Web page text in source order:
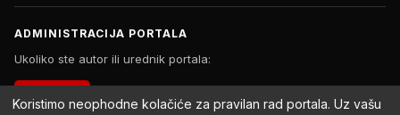
ADMINISTRACIJA PORTALA
Ukoliko ste autor ili urednik portala:
Koristimo neophodne kolačiće za pravilan rad portala. Uz vašu